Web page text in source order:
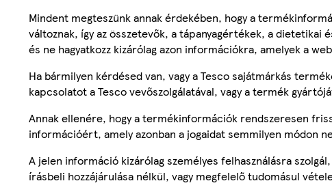
Mindent megteszünk annak érdekében, hogy a
változnak, így az összetevők, a tápanyagértékek, a
és ne hagyatkozz kizárólag azon információkra, amelyek a
Ha bármilyen kérdésed van, vagy a Tesco sajátmárkás
kapcsolatot a Tesco vevőszolgálatával, vagy a termék
Annak ellenére, hogy a termékinformációk rendszeresen
információért, amely azonban a jogaidat semmilyen módon
A jelen információ kizárólag személyes felhasználásra
írásbeli hozzájárulása nélkül, vagy megfelelő tudomásul